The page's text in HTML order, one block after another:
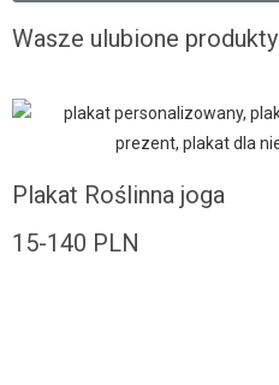
Wasze ulubione produkty
Plakat Roślinna joga
15-140 PLN